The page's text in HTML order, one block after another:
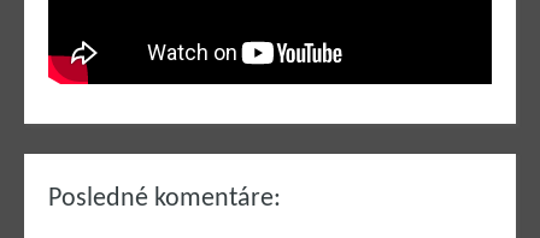
Posledné komentáre: